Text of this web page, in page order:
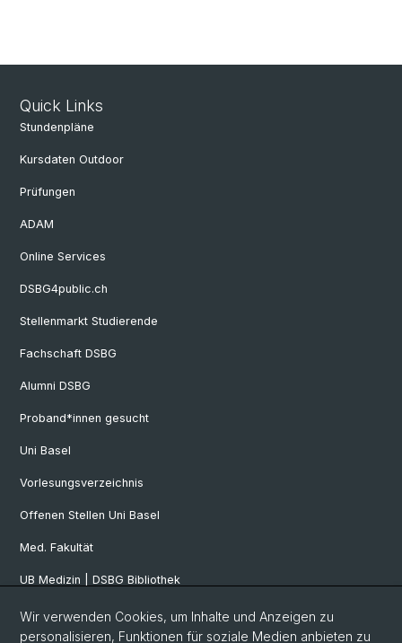
Quick Links
Stundenpläne
Kursdaten Outdoor
Prüfungen
ADAM
Online Services
DSBG4public.ch
Stellenmarkt Studierende
Fachschaft DSBG
Alumni DSBG
Proband*innen gesucht
Uni Basel
Vorlesungsverzeichnis
Offenen Stellen Uni Basel
Med. Fakultät
UB Medizin | DSBG Bibliothek
Social Media
Wir verwenden Cookies, um Inhalte und Anzeigen zu
personalisieren, Funktionen für soziale Medien anbieten zu